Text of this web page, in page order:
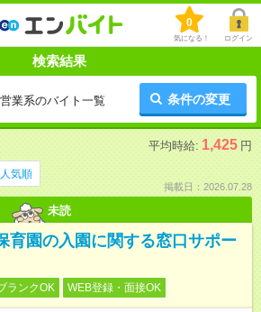
0
気になる！ ログイン
検索結果
業系のバイト一覧 条件の変更
平均時給: 1,425 円
人気順
掲載日：2026.07.28
未読
育園の入園に関する窓口サポー
ランクOK WEB登録・面接OK